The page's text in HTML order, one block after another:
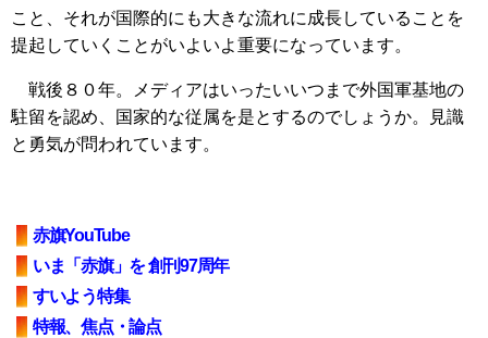
こと、それが国際的にも大きな流れに成長していることを
提起していくことがいよいよ重要になっています。
戦後８０年。メディアはいったいいつまで外国軍基地の
駐留を認め、国家的な従属を是とするのでしょうか。見識
と勇気が問われています。
赤旗YouTube
いま「赤旗」を 創刊97周年
すいよう特集
特報、焦点・論点